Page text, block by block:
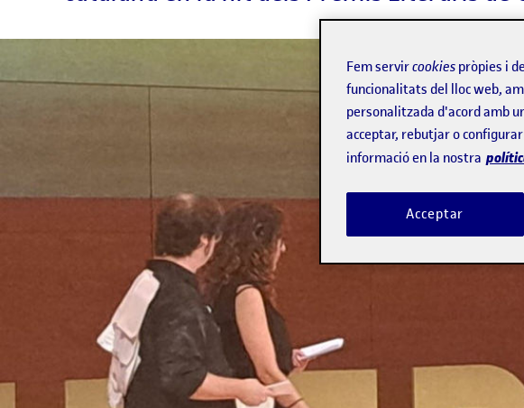
Fem servircookies pròpies i
funcionalitats del lloc web,
personalitzada d'acord amb
acceptar, rebutjar o
informació en la nostra
Acceptar